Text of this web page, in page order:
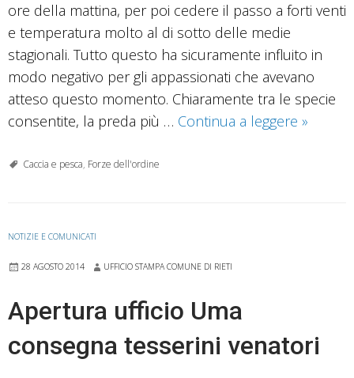
ore della mattina, per poi cedere il passo a forti venti
e temperatura molto al di sotto delle medie
stagionali. Tutto questo ha sicuramente influito in
modo negativo per gli appassionati che avevano
atteso questo momento. Chiaramente tra le specie
consentite, la preda più … Continua a leggere Abbatte
»
Caccia e pesca, Forze dell'ordine
NOTIZIE E COMUNICATI
28 AGOSTO 2014 UFFICIO STAMPA COMUNE DI RIETI
Apertura ufficio Uma
consegna tesserini venatori